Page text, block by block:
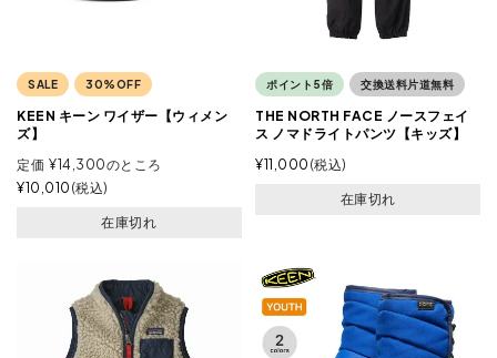
SALE 30%OFF
KEEN キーン ワイザー【ウィメン
ズ】
定価 ¥14,300のところ
¥10,010 税込
在庫切れ
ポイント5倍 交換送料片道無料
THE NORTH FACE ノースフェイ
ス ノマドライトパンツ【キッズ】
¥11,000 税込
在庫切れ